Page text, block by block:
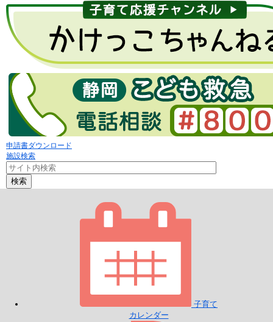
申請書ダウンロード
施設検索
検索
子育て
カレンダー